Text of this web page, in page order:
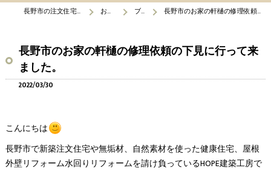
長野市の注文住宅はHOPE建築工房 お知らせ ブログ 長野市のお家の軒樋の修理依頼の下見に行って来ました。
長野市のお家の軒樋の修理依頼の下見に行って来
ました。
2022/03/30
こんにちは
長野市で新築注文住宅や無垢材、自然素材を使った健康住宅、屋根
外壁リフォーム水回りリフォームを請け負っているHOPE建築工房で